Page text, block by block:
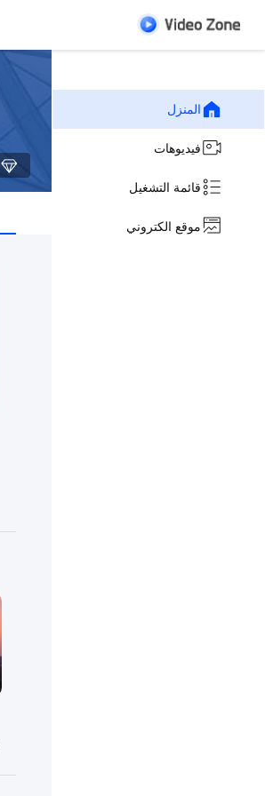
المنزل
فيديوهات
قائمة التشغيل
موقع الكتروني